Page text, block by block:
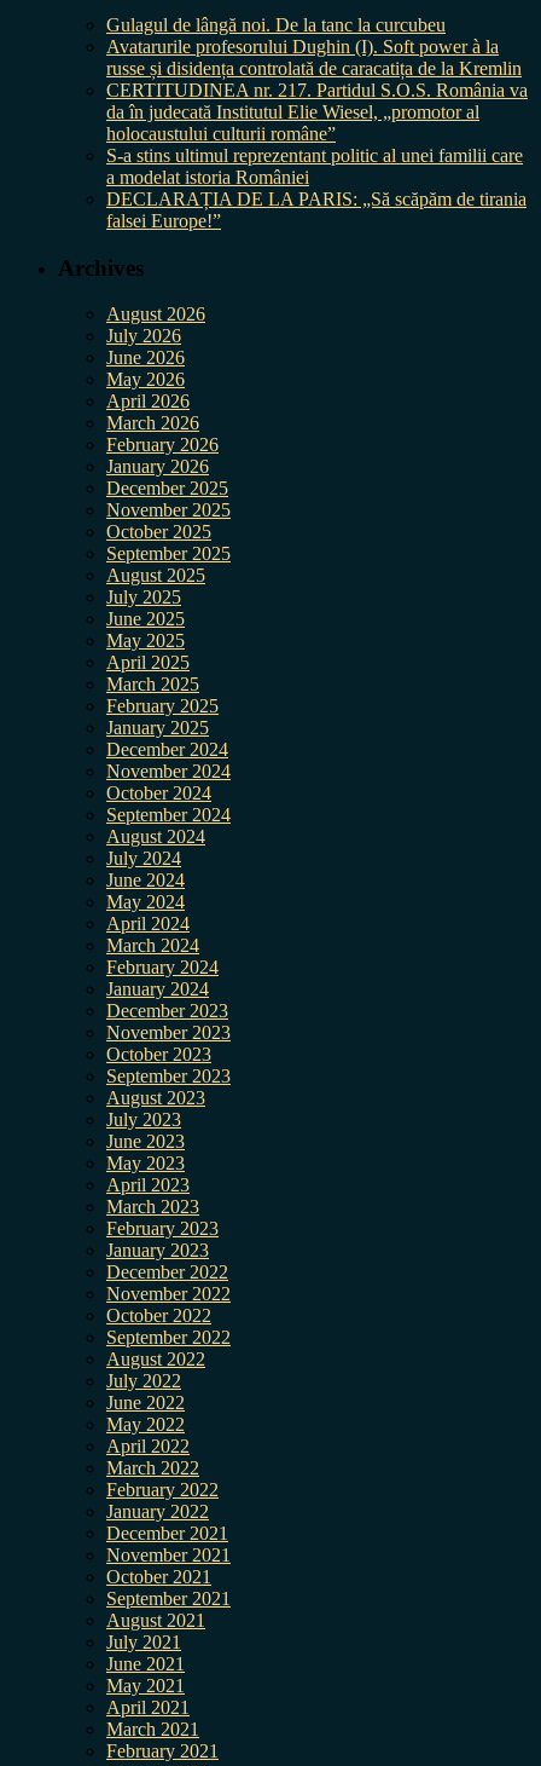
Gulagul de lângă noi. De la tanc la curcubeu
Avatarurile profesorului Dughin (I). Soft power à la
russe și disidența controlată de caracatița de la Kremlin
CERTITUDINEA nr. 217. Partidul S.O.S. România va
da în judecată Institutul Elie Wiesel, „promotor al
holocaustului culturii române”
S-a stins ultimul reprezentant politic al unei familii care
a modelat istoria României
DECLARAȚIA DE LA PARIS: „Să scăpăm de tirania
falsei Europe!”
Archives
August 2026
July 2026
June 2026
May 2026
April 2026
March 2026
February 2026
January 2026
December 2025
November 2025
October 2025
September 2025
August 2025
July 2025
June 2025
May 2025
April 2025
March 2025
February 2025
January 2025
December 2024
November 2024
October 2024
September 2024
August 2024
July 2024
June 2024
May 2024
April 2024
March 2024
February 2024
January 2024
December 2023
November 2023
October 2023
September 2023
August 2023
July 2023
June 2023
May 2023
April 2023
March 2023
February 2023
January 2023
December 2022
November 2022
October 2022
September 2022
August 2022
July 2022
June 2022
May 2022
April 2022
March 2022
February 2022
January 2022
December 2021
November 2021
October 2021
September 2021
August 2021
July 2021
June 2021
May 2021
April 2021
March 2021
February 2021